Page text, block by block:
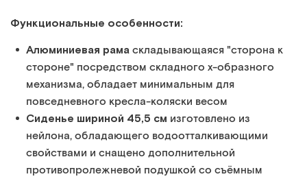
Функциональные особенности:
Алюминиевая рама складывающаяся "сторона к
стороне" посредством складного х-образного
механизма, обладает минимальным для
повседневного кресла-коляски весом
Сиденье шириной 45,5 см изготовленo из
нейлона, обладающего водоотталкивающими
свойствами и снащено дополнительной
противопролежневой подушкой со съёмным